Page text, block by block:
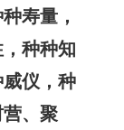
寿量，
种种知
仪，种
、聚